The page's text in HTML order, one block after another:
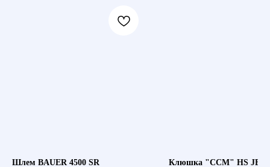
Шлем BAUER 4500 SR Клюшка "CCM" HS